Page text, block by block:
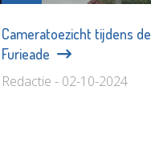
Cameratoezicht tijdens de
Furieade
Redactie - 02-10-2024